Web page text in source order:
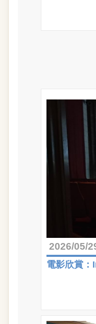
2026/05/
電影欣賞